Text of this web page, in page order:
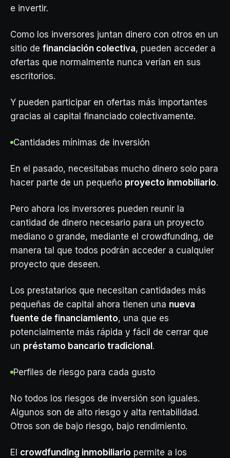
e invertir.
Como los inversores juntan dinero con otros en un
sitio de financiación colectiva, pueden acceder a
ofertas que normalmente nunca verían en sus
escritorios.
Y pueden participar en ofertas más importantes
gracias al capital financiado colectivamente.
Cantidades mínimas de inversión
En el pasado, necesitabas mucho dinero solo para
hacer parte de un pequeño proyecto inmobiliario.
Pero ahora los inversores pueden reunir la
cantidad de dinero necesario para un proyecto
mediano o grande, mediante el crowdfunding, de
manera tal que todos podrán acceder a cualquier
proyecto que deseen.
Los prestatarios que necesitan cantidades más
pequeñas de capital ahora tienen una nueva
fuente de financiamiento, una que es
potencialmente más rápida y fácil de cerrar que
un préstamo bancario tradicional .
Perfiles de riesgo para cada gusto
No todos los riesgos de inversión son iguales.
Algunos son de alto riesgo y alta rentabilidad.
Otros son de bajo riesgo, bajo rendimiento.
El crowdfunding inmobiliario permite a los